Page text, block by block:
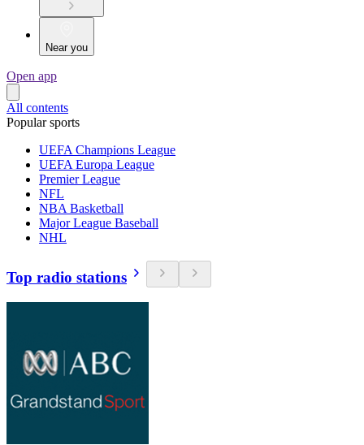
Near you
Open app
All contents
Popular sports
UEFA Champions League
UEFA Europa League
Premier League
NFL
NBA Basketball
Major League Baseball
NHL
Top radio stations